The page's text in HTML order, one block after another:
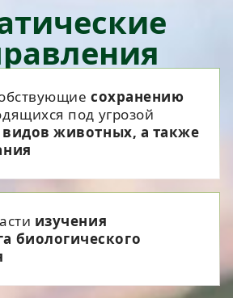
сохранению
под угрозой
видов животных, а также
изучения
биологического